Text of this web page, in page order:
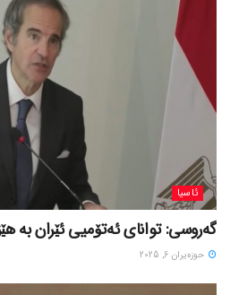
ئاسیا
گەروسی: توانای ئەتۆمیی ئێران بە
حوزه‌یران 6, 2025